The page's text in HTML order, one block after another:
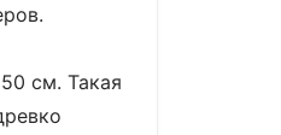
см. Такая